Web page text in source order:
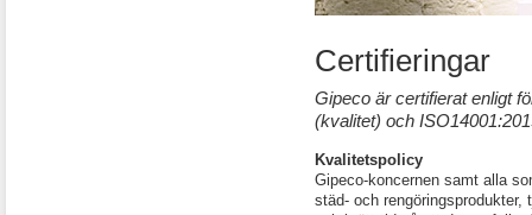
Certifieringar
Gipeco är certifierat enligt
(kvalitet) och
Kvalitetspolicy
Gipeco-koncernen samt alla
städ- och